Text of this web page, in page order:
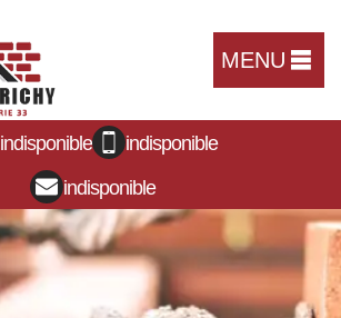
MENU
indisponible
indisponible
indisponible